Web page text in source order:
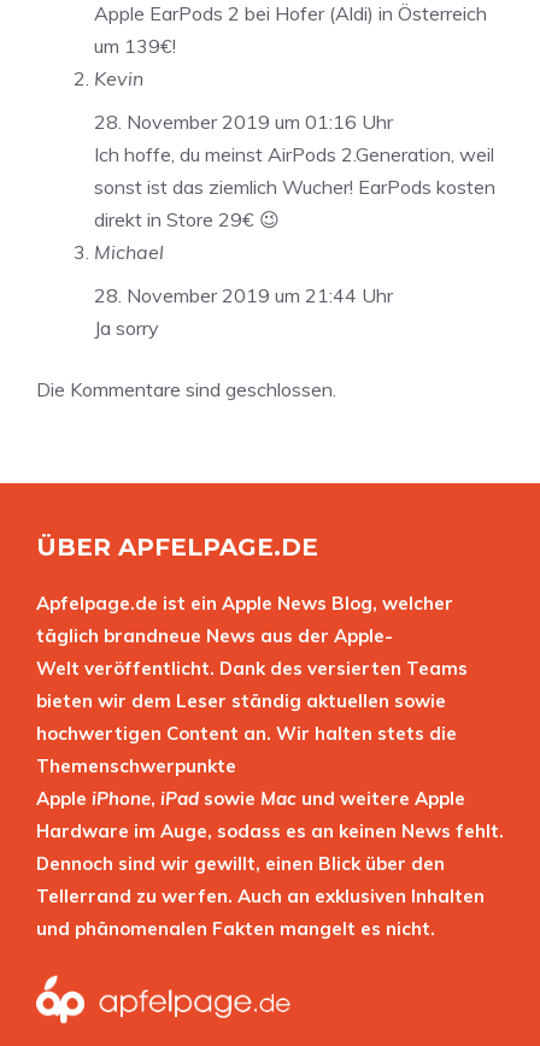
Apple EarPods 2 bei Hofer (Aldi) in Österreich
um 139€!
Kevin
28. November 2019 um 01:16 Uhr
Ich hoffe, du meinst AirPods 2.Generation, weil
sonst ist das ziemlich Wucher! EarPods kosten
direkt in Store 29€ 😉
Michael
28. November 2019 um 21:44 Uhr
Ja sorry
Die Kommentare sind geschlossen.
ÜBER APFELPAGE.DE
Apfelpage.de ist ein Apple News Blog, welcher
täglich brandneue News aus der Apple-
Welt veröffentlicht. Dank des versierten Teams
bieten wir dem Leser ständig aktuellen sowie
hochwertigen Content an. Wir halten stets die
Themenschwerpunkte
Apple iPhone, iPad sowie Mac und weitere Apple
Hardware im Auge, sodass es an keinen News fehlt.
Dennoch sind wir gewillt, einen Blick über den
Tellerrand zu werfen. Auch an exklusiven Inhalten
und phänomenalen Fakten mangelt es nicht.